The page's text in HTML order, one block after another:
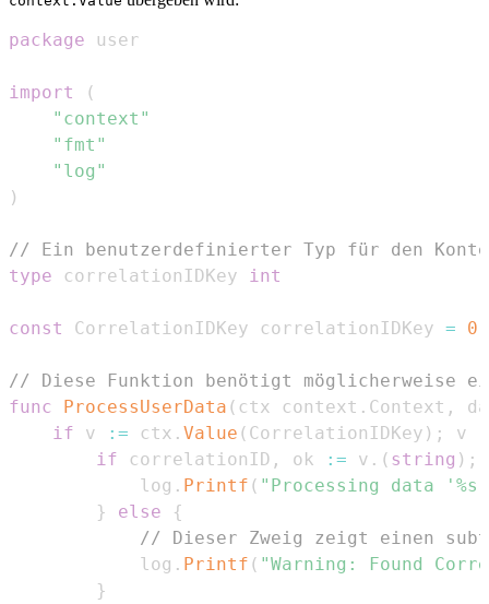
package
import
(
"context"
"fmt"
"log"
)
// Ein benutzerdefinierter Typ für den
type correlationIDKey int
const CorrelationIDKey correlationIDKey = 0
// Diese Funktion benötigt möglicherweise
func
ProcessUserData ( ctx context . Context ,
if v := ctx . Value ( CorrelationIDKey ) ; v
if correlationID , ok := v . ( string ) ;
			log
. Printf ( "Processing data
}
else
{
// Dieser Zweig zeigt einen
			log
. Printf ( "Warning: Found
}